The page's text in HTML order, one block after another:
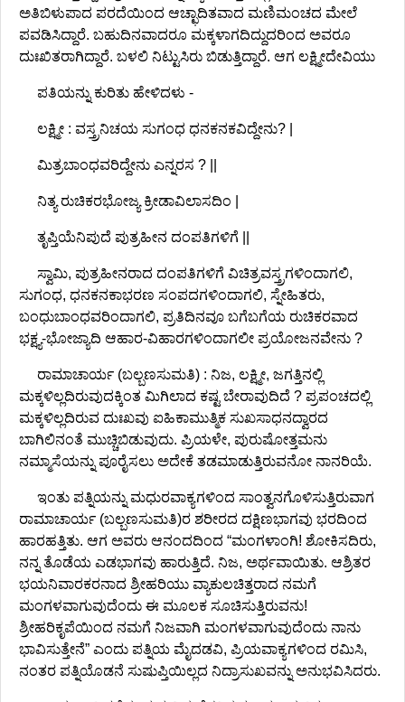
ಅತಿಬಿಳುಪಾದ ಪರದೆಯಿಂದ ಆಚ್ಛಾದಿತವಾದ ಮಣಿಮಂಚದ ಮೇಲೆ
ಪವಡಿಸಿದ್ದಾರೆ. ಬಹುದಿನವಾದರೂ ಮಕ್ಕಳಾಗದಿದ್ದುದರಿಂದ ಅವರೂ
ದುಃಖಿತರಾಗಿದ್ದಾರೆ. ಬಳಲಿ ನಿಟ್ಟುಸಿರು ಬಿಡುತ್ತಿದ್ದಾರೆ. ಆಗ ಲಕ್ಷ್ಮೀದೇವಿಯು
ಪತಿಯನ್ನು ಕುರಿತು ಹೇಳಿದಳು -
ಲಕ್ಷ್ಮೀ : ವಸ್ತ್ರನಿಚಯ ಸುಗಂಧ ಧನಕನಕವಿದ್ದೇನು? |
ಮಿತ್ರಬಾಂಧವರಿದ್ದೇನು ಎನ್ನರಸ ? ||
ನಿತ್ಯ ರುಚಿಕರಭೋಜ್ಯ ಕ್ರೀಡಾವಿಲಾಸದಿಂ |
ತೃಪ್ತಿಯೆನಿಪುದೆ ಪುತ್ರಹೀನ ದಂಪತಿಗಳಿಗೆ ||
ಸ್ವಾಮಿ, ಪುತ್ರಹೀನರಾದ ದಂಪತಿಗಳಿಗೆ ವಿಚಿತ್ರವಸ್ತ್ರಗಳಿಂದಾಗಲಿ,
ಸುಗಂಧ, ಧನಕನಕಾಭರಣ ಸಂಪದಗಳಿಂದಾಗಲಿ, ಸ್ನೇಹಿತರು,
ಬಂಧುಬಾಂಧವರಿಂದಾಗಲಿ, ಪ್ರತಿದಿನವೂ ಬಗೆಬಗೆಯ ರುಚಿಕರವಾದ
ಭಕ್ಷ್ಯ-ಭೋಜ್ಯಾದಿ ಆಹಾರ-ವಿಹಾರಗಳಿಂದಾಗಲೀ ಪ್ರಯೋಜನವೇನು ?
ರಾಮಾಚಾರ್ಯ (ಬಲ್ಬಣಸುಮತಿ) : ನಿಜ, ಲಕ್ಷ್ಮೀ, ಜಗತ್ತಿನಲ್ಲಿ
ಮಕ್ಕಳಿಲ್ಲದಿರುವುದಕ್ಕಿಂತ ಮಿಗಿಲಾದ ಕಷ್ಟ ಬೇರಾವುದಿದೆ ? ಪ್ರಪಂಚದಲ್ಲಿ
ಮಕ್ಕಳಿಲ್ಲದಿರುವ ದುಃಖವು ಐಹಿಕಾಮುತ್ಮಿಕ ಸುಖಸಾಧನದ್ವಾರದ
ಬಾಗಿಲಿನಂತೆ ಮುಚ್ಚಿಬಿಡುವುದು. ಪ್ರಿಯಳೇ, ಪುರುಷೋತ್ತಮನು
ನಮ್ಮಾಸೆಯನ್ನು ಪೂರೈಸಲು ಅದೇಕೆ ತಡಮಾಡುತ್ತಿರುವನೋ ನಾನರಿಯೆ.
ಇಂತು ಪತ್ನಿಯನ್ನು ಮಧುರವಾಕ್ಯಗಳಿಂದ ಸಾಂತ್ವನಗೊಳಿಸುತ್ತಿರುವಾಗ
ರಾಮಾಚಾರ್ಯ (ಬಲ್ಬಣಸುಮತಿ)ರ ಶರೀರದ ದಕ್ಷಿಣಭಾಗವು ಭರದಿಂದ
ಹಾರಹತ್ತಿತು. ಆಗ ಅವರು ಆನಂದದಿಂದ “ಮಂಗಳಾಂಗಿ! ಶೋಕಿಸದಿರು,
ನನ್ನ ತೊಡೆಯ ಎಡಭಾಗವು ಹಾರುತ್ತಿದೆ. ನಿಜ, ಅರ್ಥವಾಯಿತು. ಆಶ್ರಿತರ
ಭಯನಿವಾರಕರನಾದ ಶ್ರೀಹರಿಯು ವ್ಯಾಕುಲಚಿತ್ತರಾದ ನಮಗೆ
ಮಂಗಳವಾಗುವುದೆಂದು ಈ ಮೂಲಕ ಸೂಚಿಸುತ್ತಿರುವನು!
ಶ್ರೀಹರಿಕೃಪೆಯಿಂದ ನಮಗೆ ನಿಜವಾಗಿ ಮಂಗಳವಾಗುವುದೆಂದು ನಾನು
ಭಾವಿಸುತ್ತೇನೆ” ಎಂದು ಪತ್ನಿಯ ಮೈದಡವಿ, ಪ್ರಿಯವಾಕ್ಯಗಳಿಂದ ರಮಿಸಿ,
ನಂತರ ಪತ್ನಿಯೊಡನೆ ಸುಷುಪ್ತಿಯಿಲ್ಲದ ನಿದ್ರಾಸುಖವನ್ನು ಅನುಭವಿಸಿದರು.